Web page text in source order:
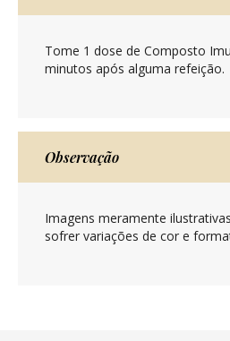
Tome 1 dose de Composto
minutos após alguma refeição.
Observação
Imagens meramente
sofrer variações de cor e